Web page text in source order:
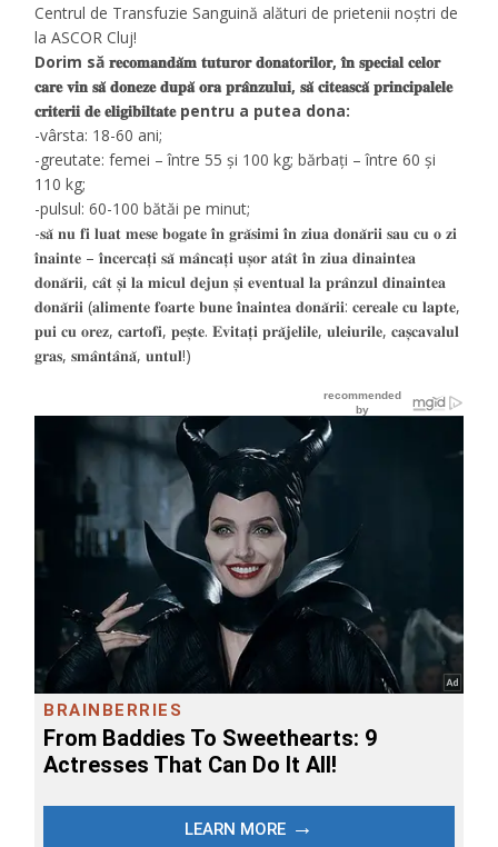
Centrul de Transfuzie Sanguină alături de prietenii noștri de
la ASCOR Cluj!
Dorim să 𝐫𝐞𝐜𝐨𝐦𝐚𝐧𝐝𝐚̆𝐦 𝐭𝐮𝐭𝐮𝐫𝐨𝐫 𝐝𝐨𝐧𝐚𝐭𝐨𝐫𝐢𝐥𝐨𝐫, 𝐢̂𝐧 𝐬𝐩𝐞𝐜𝐢𝐚𝐥 𝐜𝐞𝐥𝐨𝐫
𝐜𝐚𝐫𝐞 𝐯𝐢𝐧 𝐬𝐚̆ 𝐝𝐨𝐧𝐞𝐳𝐞 𝐝𝐮𝐩𝐚̆ 𝐨𝐫𝐚 𝐩𝐫𝐚̂𝐧𝐳𝐮𝐥𝐮𝐢, 𝐬𝐚̆ 𝐜𝐢𝐭𝐞𝐚𝐬𝐜𝐚̆ 𝐩𝐫𝐢𝐧𝐜𝐢𝐩𝐚𝐥𝐞𝐥𝐞
𝐜𝐫𝐢𝐭𝐞𝐫𝐢𝐢 𝐝𝐞 𝐞𝐥𝐢𝐠𝐢𝐛𝐢𝐥𝐭𝐚𝐭𝐞 pentru a putea dona:
-vârsta: 18-60 ani;
-greutate: femei – între 55 și 100 kg; bărbați – între 60 și
110 kg;
-pulsul: 60-100 bătăi pe minut;
-𝐬𝐚̆ 𝐧𝐮 𝐟𝐢 𝐥𝐮𝐚𝐭 𝐦𝐞𝐬𝐞 𝐛𝐨𝐠𝐚𝐭𝐞 𝐢̂𝐧 𝐠𝐫𝐚̆𝐬𝐢𝐦𝐢 𝐢̂𝐧 𝐳𝐢𝐮𝐚 𝐝𝐨𝐧𝐚̆𝐫𝐢𝐢 𝐬𝐚𝐮 𝐜𝐮 𝐨 𝐳𝐢
𝐢̂𝐧𝐚𝐢𝐧𝐭𝐞 – 𝐢̂𝐧𝐜𝐞𝐫𝐜𝐚𝐭̦𝐢 𝐬𝐚̆ 𝐦𝐚̂𝐧𝐜𝐚𝐭̦𝐢 𝐮𝐬̦𝐨𝐫 𝐚𝐭𝐚̂𝐭 𝐢̂𝐧 𝐳𝐢𝐮𝐚 𝐝𝐢𝐧𝐚𝐢𝐧𝐭𝐞𝐚
𝐝𝐨𝐧𝐚̆𝐫𝐢𝐢, 𝐜𝐚̂𝐭 𝐬̦𝐢 𝐥𝐚 𝐦𝐢𝐜𝐮𝐥 𝐝𝐞𝐣𝐮𝐧 𝐬̦𝐢 𝐞𝐯𝐞𝐧𝐭𝐮𝐚𝐥 𝐥𝐚 𝐩𝐫𝐚̂𝐧𝐳𝐮𝐥 𝐝𝐢𝐧𝐚𝐢𝐧𝐭𝐞𝐚
𝐝𝐨𝐧𝐚̆𝐫𝐢𝐢 (𝐚𝐥𝐢𝐦𝐞𝐧𝐭𝐞 𝐟𝐨𝐚𝐫𝐭𝐞 𝐛𝐮𝐧𝐞 𝐢̂𝐧𝐚𝐢𝐧𝐭𝐞𝐚 𝐝𝐨𝐧𝐚̆𝐫𝐢𝐢: 𝐜𝐞𝐫𝐞𝐚𝐥𝐞 𝐜𝐮 𝐥𝐚𝐩𝐭𝐞,
𝐩𝐮𝐢 𝐜𝐮 𝐨𝐫𝐞𝐳, 𝐜𝐚𝐫𝐭𝐨𝐟𝐢, 𝐩𝐞𝐬̦𝐭𝐞. 𝐄𝐯𝐢𝐭𝐚𝐭̦𝐢 𝐩𝐫𝐚̆𝐣𝐞𝐥𝐢𝐥𝐞, 𝐮𝐥𝐞𝐢𝐮𝐫𝐢𝐥𝐞, 𝐜𝐚𝐬̦𝐜𝐚𝐯𝐚𝐥𝐮𝐥
𝐠𝐫𝐚𝐬, 𝐬𝐦𝐚̂𝐧𝐭𝐚̂𝐧𝐚̆, 𝐮𝐧𝐭𝐮𝐥!)